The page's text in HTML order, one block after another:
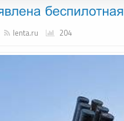
lenta.ru 204